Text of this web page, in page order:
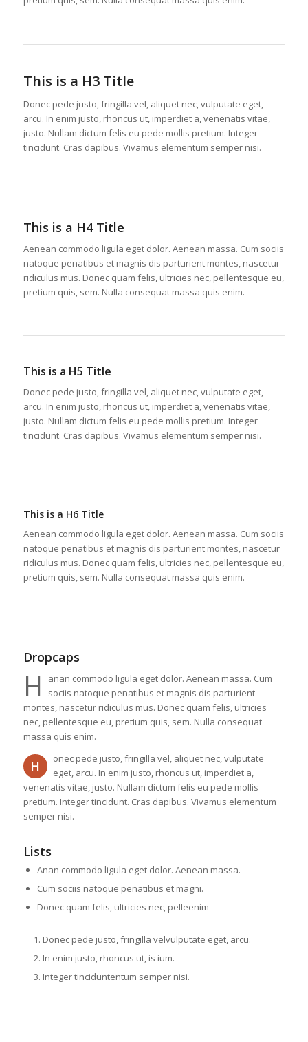
This is a H3 Title
Donec pede justo, fringilla vel, aliquet nec, vulputate eget,
arcu. In enim justo, rhoncus ut, imperdiet a, venenatis vitae,
justo. Nullam dictum felis eu pede mollis pretium. Integer
tincidunt. Cras dapibus. Vivamus elementum semper nisi.
This is a H4 Title
Aenean commodo ligula eget dolor. Aenean massa. Cum sociis
natoque penatibus et magnis dis parturient montes, nascetur
ridiculus mus. Donec quam felis, ultricies nec, pellentesque eu,
pretium quis, sem. Nulla consequat massa quis enim.
This is a H5 Title
Donec pede justo, fringilla vel, aliquet nec, vulputate eget,
arcu. In enim justo, rhoncus ut, imperdiet a, venenatis vitae,
justo. Nullam dictum felis eu pede mollis pretium. Integer
tincidunt. Cras dapibus. Vivamus elementum semper nisi.
This is a H6 Title
Aenean commodo ligula eget dolor. Aenean massa. Cum sociis
natoque penatibus et magnis dis parturient montes, nascetur
ridiculus mus. Donec quam felis, ultricies nec, pellentesque eu,
pretium quis, sem. Nulla consequat massa quis enim.
Dropcaps
H
anan commodo ligula eget dolor. Aenean massa. Cum
sociis natoque penatibus et magnis dis parturient
montes, nascetur ridiculus mus. Donec quam felis, ultricies
nec, pellentesque eu, pretium quis, sem. Nulla consequat
massa quis enim.
H
onec pede justo, fringilla vel, aliquet nec, vulputate
eget, arcu. In enim justo, rhoncus ut, imperdiet a,
venenatis vitae, justo. Nullam dictum felis eu pede mollis
pretium. Integer tincidunt. Cras dapibus. Vivamus elementum
semper nisi.
Lists
Anan commodo ligula eget dolor. Aenean massa.
Cum sociis natoque penatibus et magni.
Donec quam felis, ultricies nec, pelleenim
Donec pede justo, fringilla velvulputate eget, arcu.
In enim justo, rhoncus ut, is ium.
Integer tinciduntentum semper nisi.